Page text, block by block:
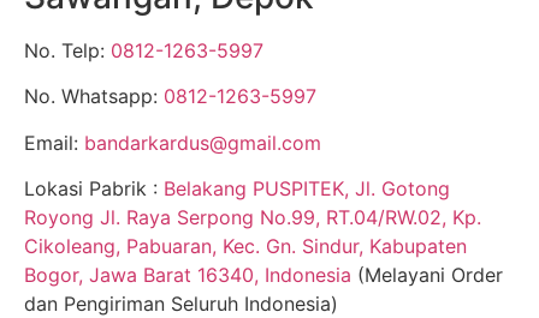
No. Telp: 0812-1263-5997
No. Whatsapp: 0812-1263-5997
Email: bandarkardus@gmail.com
Lokasi Pabrik : Belakang PUSPITEK, Jl. Gotong
Royong Jl. Raya Serpong No.99, RT.04/RW.02, Kp.
Cikoleang, Pabuaran, Kec. Gn. Sindur, Kabupaten
Bogor, Jawa Barat 16340, Indonesia (Melayani Order
dan Pengiriman Seluruh Indonesia)